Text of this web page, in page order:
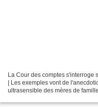
La Cour des comptes s'interroge
| Les exemples vont de
ultrasensible des mères de